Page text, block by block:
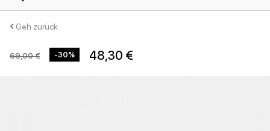
WIR
SIND
SHOPS
Geh zurück
69,00 € -30% 48,30 €